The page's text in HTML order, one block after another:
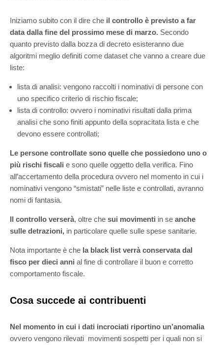
Iniziamo subito con il dire che il controllo è previsto a far
data dalla fine del prossimo mese di marzo. Secondo
quanto previsto dalla bozza di decreto esisteranno due
algoritmi meglio definiti come dataset che vanno a creare due
liste:
lista di analisi: vengono raccolti i nominativi di persone con
uno specifico criterio di rischio fiscale;
lista di controllo: ovvero i nominativi risultati dalla prima
analisi che sono finiti appunto della sopracitata lista e che
devono essere controllati;
Le persone controllate sono quelle che possiedono uno o
più rischi fiscali e sono quelle oggetto della verifica. Fino
all’accertamento della procedura ovvero nel momento in cui i
nominativi vengono “smistati” nelle liste e controllati, avranno
nomi di fantasia.
Il controllo verserà, oltre che sui movimenti in se anche
sulle detrazioni, in particolare quelle sulle spese sanitarie.
Nota importante è che la black list verrà conservata dal
fisco per dieci anni al fine di controllare il buon e corretto
comportamento fiscale.
Cosa succede ai contribuenti
Nel momento in cui i dati incrociati riportino un’anomalia
ovvero vengono rilevati movimenti sospetti per i quali non si